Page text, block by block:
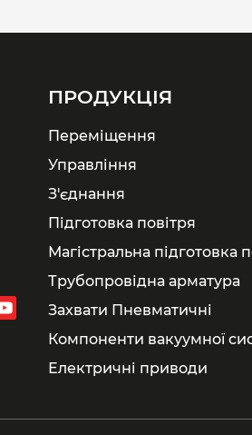
ПРОДУКЦІЯ
Переміщення
Управління
З'єднання
Підготовка повітря
Магістральна підготовка
Трубопровідна арматура
Захвати Пневматичні
Компоненти вакуумної
Електричні приводи